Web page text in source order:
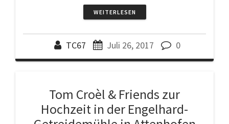
WEITERLESEN
TC67 Juli 26, 2017 0
Tom Croèl & Friends zur
Hochzeit in der Engelhard-